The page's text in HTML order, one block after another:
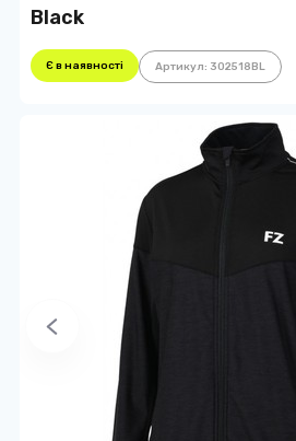
Black
Є в наявності Артикул: 302518BL